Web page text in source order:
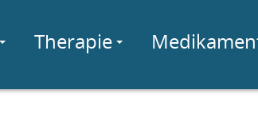
Therapie